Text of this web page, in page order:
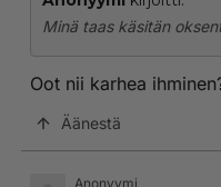
Minä taas käsitän
Oot nii karhea
Äänestä
Anonyymi